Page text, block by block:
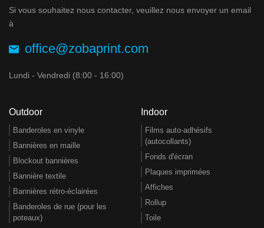
Si vous souhaitez nous contacter, veuillez nous envoyer un email
à
office@zobaprint.com
Lundi - Vendredi (8:00 - 16:00)
Outdoor
Banderoles en vinyle
Bannières en maille
Blockout bannières
Bannière textile
Bannières rétro-éclairées
Banderoles de rue (pour les
poteaux)
Indoor
Films auto-adhésifs
(autocollants)
Fonds d'écran
Plaques imprimées
Affiches
Rollup
Toile